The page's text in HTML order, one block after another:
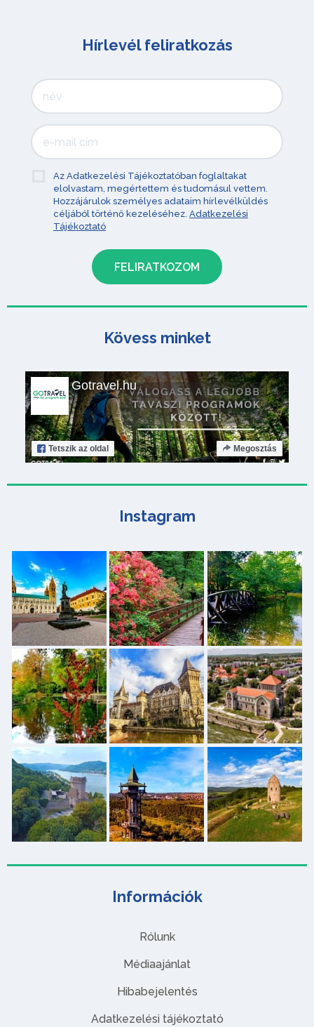
Információk
Rólunk
Médiaajánlat
Hibabejelentés
Adatkezelési tájékoztató
Hírlevél feliratkozás
Az Adatkezelési Tájékoztatóban foglaltakat
elolvastam, megértettem és tudomásul vettem.
Hozzájárulok személyes adataim hírlevélküldés
céljából történő kezeléséhez. Adatkezelési
Tájékoztató
Kövess minket
Gotravel.hu
Tetszik az oldal Megosztás
Instagram